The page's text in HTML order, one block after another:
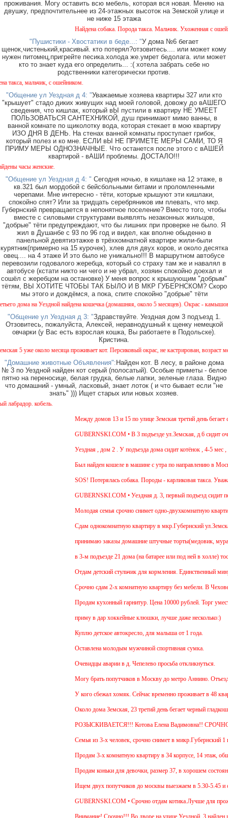
проживания. Могу оставить всю мебель, которая вся новая. Меняю на
двушку, предпочтительнее из 24-этажных высоток на Земской улице и
не ниже 15 этажа
Найдена собака. Порода такса. Мальчик. Ухоженная с
"Пушистики - Хвостатики в беде...: "У дома №6 бегает
щенок,чистенький,красивый. кто потерял?отзовитесь.... или может кому
нужен питомец,пригрейте песика.холода же.умрет бедолага. или может
кто то знает куда его определить... :( хотела забрать себе но
родственники категорически против.
мальчик, с ошейником.
"Общение ул Уездная д 4: "Уважаемые хозяева квартиры 327 или кто
"крышует" стадо диких живущих над моей головой, довожу до вАШЕГО
сведения, что кишлак, который вЫ пустили в квартиру НЕ УМЕЕТ
ПОЛЬЗОВАТЬСЯ САНТЕХНИКОЙ, душ принимают мимо ванны, в
ванной комнате по щиколотку вода, которая стекает в мою квартиру
ИЗО ДНЯ В ДЕНЬ. На стенах ванной комнаты проступает грибок,
который полез и ко мне. ЕСЛИ вЫ НЕ ПРИМЕТЕ МЕРЫ САМИ, ТО Я
ПРИМУ МЕРЫ ОДНОЗНАЧНЫЕ. Что останется после этого с вАШЕЙ
квартирой - вАШИ проблемы. ДОСТАЛО!!!
женские.
"Общение ул Уездная д 4: " Сегодня ночью, в кишлаке на 12 этаже, в
кв.321 был мордобой с бейсбольными битами и проломленными
черепами. Мне интересно - тёти, которые крышуют эти кишлаки,
спокойно спят? Или за тридцать серебряников им плевать, что мкр.
Губернский превращается в непонятное поселение? Вместо того, чтобы
вместе с силовыми структурами выявлять незаконных жильцов,
"добрые" тёти предупреждают, что бы лишних при проверке не было. Я
жил в Душанбе с 93 по 96 год и видел, как вполне обыденно в
панельной девятиэтажке в трёхкомнатной квартире жили-были
курятник(примерно на 15 курочек), хлев для двух коров, и около десятка
овец.... на 4 этаже И это было не уникально!!! В маршрутном автобусе
перевозили годовалого жеребца, который со страху там же и навалял в
автобусе (кстати никто ни чего и не убрал, хозяин спокойно доехал и
сошёл с жеребцом на остановке) У меня вопрос к крышующим "добрым"
тётям, ВЫ ХОТИТЕ ЧТОБЫ ТАК БЫЛО И В МКР ГУБЕРНСКОМ? Скоро
мы этого и дождёмся, а пока, спите спокойно "добрые" тёти
на Уездной найдена кошечка (домашняя, около 5 месяцев). Окрас - камышовый,
"Общение ул Уездная д 3: "Здравствуйте. Уездная дом 3 подъезд 1.
Отзовитесь, пожалуйста, Алексей, неравнодушный к щенку немецкой
овчарки (у Вас есть взрослая кошка, Вы работаете в Подольске).
Кристина.
уже около месяца проживает кот. Персиковый окрас, не кастрирован, возраст
"Домашние животные Объявления": Найден кот. В лесу, в районе дома
№ 3 по Уездной найден кот серый (полосатый). Особые приметы - белое
пятно на переносице, белая грудка, белые лапки, зеленые глаза. Видно
что домашний - умный, ласковый, знает лоток ( и что бывает если "не
знать" ))) Ищет старых или новых хозяев.
кобель.
Между домов 13 и 15 по улице Земская третий день бегает
GUBERNSKI.COM • В 3 подъезде ул.Земская, д.6 сидит
Уездная , дом 2 . У подъезда дома сидит котёнок , 4-5 мес ,
Был найден кошеле в машине с утра по направлению в
SOS! Потерялась собака. Породы - карликовая такса.
GUBERNSKI.COM • Уездная д. 3, первый подъезд
Молодая семья срочно снимет одно-двухкомнатную
Cдам однокомнатную квартиру в мкр.Губернский
принимаю заказы домашние штучные торты(медовик,
в 3-м подъезде 21 дома (на батарее или под ней в холле)
Отдам детский стульчик для кормления. Единственный
Срочно сдам 2-х комнатную квартиру без мебели. В Чехове
Продам кухонный гарнитур. Цена 10000 рублей. Торг уместен.
приму в дар хоккейные клюшки, лучше даже несколько:)
Куплю детское автокресло, для малыша от 1 года.
Оставлена молодым мужчиной спортивная сумка.
Очевидцы аварии в д. Чепелево просьба откликнуться.
Могу брать попутчиков в Москву до метро Аннино. Отъезд
У кого сбежал хомяк. Сейчас временно проживает в 48
Около дома Земская, 23 третий день бегает черный
РОЗЫСКИВАЕТСЯ!!! Котова Елена Вадимовна!!
Семья из 3-х человек, срочно снимет в микр.Губернский 1
Продам 3-х комнатную квартиру в 34 корпусе, 14 этаж,
Продам коньки для девочки, размер 37, в хорошем состоянии.
Ищем двух попутчиков до москвы выезжаем в 5.30-5.45 и
GUBERNSKI.COM • Срочно отдам котика.Лучше для
Внимание! Срочно!!! Во дворе на улице Уездной, 3 найден